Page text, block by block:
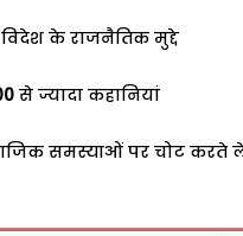
के राजनैतिक मुद्दे
से ज्यादा कहानियां
समस्याओं पर चोट करते